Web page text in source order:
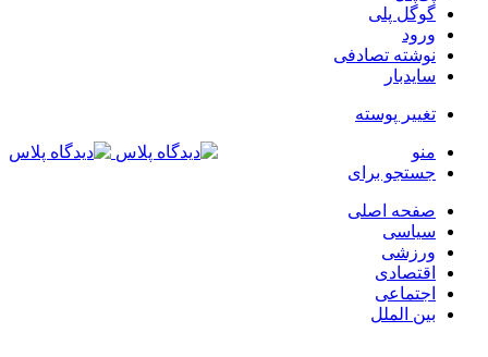
گوگل پلی
ورود
نوشته تصادفی
سایدبار
تغییر پوسته
منو
جستجو برای
صفحه اصلی
سیاسی
ورزشی
اقتصادی
اجتماعی
بین الملل